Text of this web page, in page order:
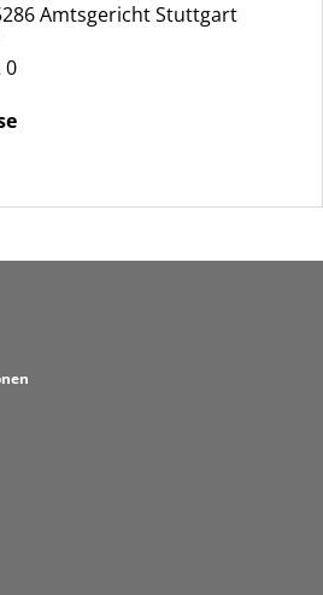
Amtsgericht Stuttgart
0